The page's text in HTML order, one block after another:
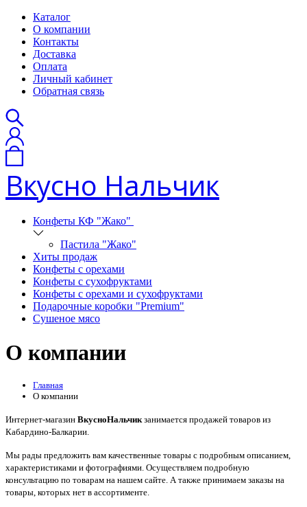
Каталог
О компании
Контакты
Доставка
Оплата
Личный кабинет
Обратная связь
Вкусно Нальчик
Конфеты КФ "Жако"
Пастила "Жако"
Хиты продаж
Конфеты с орехами
Конфеты с сухофруктами
Конфеты с орехами и сухофруктами
Подарочные коробки "Premium"
Сушеное мясо
О компании
Главная
О компании
Интернет-магазин ВкусноНальчикзанимается продажей товаров из
Кабардино-Балкарии.
Мы рады предложить вам качественные товары с подробным описанием,
характеристиками и фотографиями. Осуществляем подробную
консультацию по товарам на нашем сайте. А также принимаем заказы на
товары, которых нет в ассортименте.